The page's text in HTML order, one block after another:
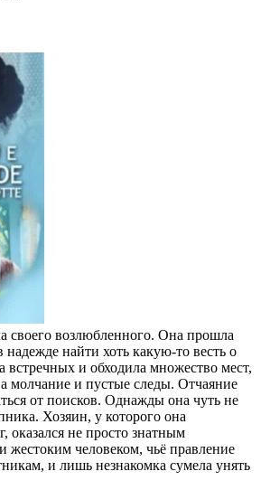
своего возлюбленного. Она прошла
надежде найти хоть какую-то весть о
и обходила множество мест,
молчание и пустые следы. Отчаяние
от поисков. Однажды она чуть не
Хозяин, у которого она
оказался не просто знатным
жестоким человеком, чьё правление
и лишь незнакомка сумела унять